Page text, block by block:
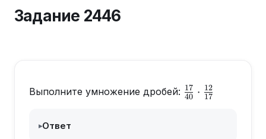
Задание 2446
Выполните умножение дробей: \frac{17}
40
17 ⋅ 17
12
▸Ответ